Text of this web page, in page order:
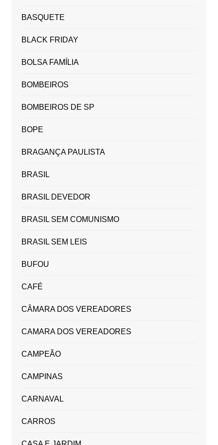
BASQUETE
BLACK FRIDAY
BOLSA FAMÍLIA
BOMBEIROS
BOMBEIROS DE SP
BOPE
BRAGANÇA PAULISTA
BRASIL
BRASIL DEVEDOR
BRASIL SEM COMUNISMO
BRASIL SEM LEIS
BUFOU
CAFÉ
CÂMARA DOS VEREADORES
CAMARA DOS VEREADORES
CAMPEÃO
CAMPINAS
CARNAVAL
CARROS